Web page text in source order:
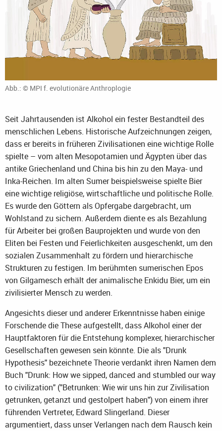
Abb.: © MPI f. evolutionäre Anthroplogie
Seit Jahrtausenden ist Alkohol ein fester Bestandteil des
menschlichen Lebens. Historische Aufzeichnungen zeigen,
dass er bereits in früheren Zivilisationen eine wichtige Rolle
spielte – vom alten Mesopotamien und Ägypten über das
antike Griechenland und China bis hin zu den Maya- und
Inka-Reichen. Im alten Sumer beispielsweise spielte Bier
eine wichtige religiöse, wirtschaftliche und politische Rolle.
Es wurde den Göttern als Opfergabe dargebracht, um
Wohlstand zu sichern. Außerdem diente es als Bezahlung
für Arbeiter bei großen Bauprojekten und wurde von den
Eliten bei Festen und Feierlichkeiten ausgeschenkt, um den
sozialen Zusammenhalt zu fördern und hierarchische
Strukturen zu festigen. Im berühmten sumerischen Epos
von Gilgamesch erhält der animalische Enkidu Bier, um ein
zivilisierter Mensch zu werden.
Angesichts dieser und anderer Erkenntnisse haben einige
Forschende die These aufgestellt, dass Alkohol einer der
Hauptfaktoren für die Entstehung komplexer, hierarchischer
Gesellschaften gewesen sein könnte. Die als "Drunk
Hypothesis" bezeichnete Theorie verdankt ihren Namen dem
Buch "Drunk: How we sipped, danced and stumbled our way
to civilization" ("Betrunken: Wie wir uns hin zur Zivilisation
getrunken, getanzt und gestolpert haben") von einem ihrer
führenden Vertreter, Edward Slingerland. Dieser
argumentiert, dass unser Verlangen nach dem Rausch kein